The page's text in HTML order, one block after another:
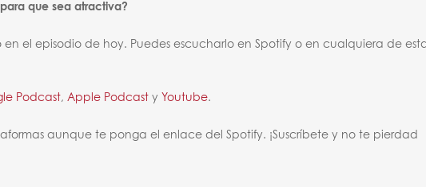
que sea atractiva?
en el episodio de hoy. Puedes escucharlo en Spotify o en cualquiera de
Podcast, Apple Podcast y Youtube.
aunque te ponga el enlace del Spotify. ¡Suscríbete y no te pierdad